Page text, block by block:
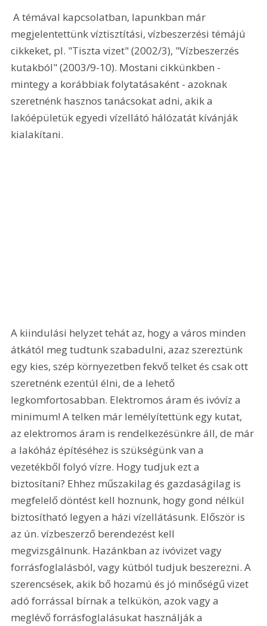
A témával kapcsolatban, lapunkban már
megjelentettünk víztisztítási, vízbeszerzési témájú
cikkeket, pl. "Tiszta vizet" (2002/3), "Vízbeszerzés
kutakból" (2003/9-10). Mostani cikkünkben -
mintegy a korábbiak folytatásaként - azoknak
szeretnénk hasznos tanácsokat adni, akik a
lakóépületük egyedi vízellátó hálózatát kívánják
kialakítani.
A kiindulási helyzet tehát az, hogy a város minden
átkától meg tudtunk szabadulni, azaz szereztünk
egy kies, szép környezetben fekvő telket és csak ott
szeretnénk ezentúl élni, de a lehető
legkomfortosabban. Elektromos áram és ivóvíz a
minimum! A telken már lemélyítettünk egy kutat,
az elektromos áram is rendelkezésünkre áll, de már
a lakóház építéséhez is szükségünk van a
vezetékből folyó vízre. Hogy tudjuk ezt a
biztosítani? Ehhez műszakilag és gazdaságilag is
megfelelő döntést kell hoznunk, hogy gond nélkül
biztosítható legyen a házi vízellátásunk. Először is
az ún. vízbeszerző berendezést kell
megvizsgálnunk. Hazánkban az ivóvizet vagy
forrásfoglalásból, vagy kútból tudjuk beszerezni. A
szerencsések, akik bő hozamú és jó minőségű vizet
adó forrással bírnak a telkükön, azok vagy a
meglévő forrásfoglalásukat használják a